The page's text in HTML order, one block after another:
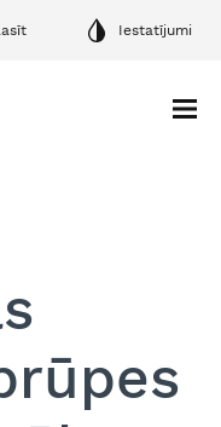
Iestatījumi